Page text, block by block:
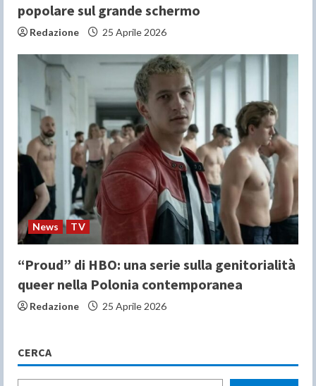
popolare sul grande schermo
Redazione 25 Aprile 2026
News TV
“Proud” di HBO: una serie sulla genitorialità
queer nella Polonia contemporanea
Redazione 25 Aprile 2026
CERCA